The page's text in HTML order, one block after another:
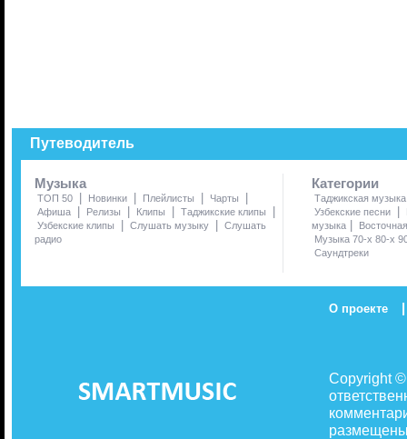
Путеводитель
Музыка
ТОП 50 | Новинки | Плейлисты | Чарты |
Афиша | Релизы | Клипы | Таджикские клипы |
Узбекские клипы | Слушать музыку | Слушать
радио
Категории
Таджикская музыка
Узбекские песни
|
музыка |
Музыка 70-х 80-х
Саундтреки
О проекте |
Copyright
размещены